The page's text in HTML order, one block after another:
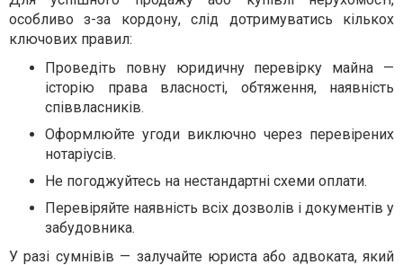
особливо з-за кордону, слід дотримуватись кількох
ключових правил:
Проведіть повну юридичну перевірку майна —
історію права власності, обтяження, наявність
співвласників.
Оформлюйте угоди виключно через перевірених
нотаріусів.
Не погоджуйтесь на нестандартні схеми оплати.
Перевіряйте наявність всіх дозволів і документів у
забудовника.
У разі сумнівів — залучайте юриста або адвоката, який